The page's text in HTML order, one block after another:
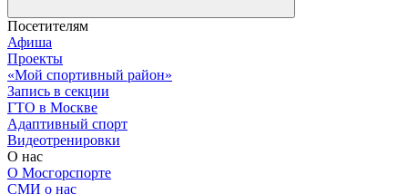
Посетителям
Афиша
Проекты
«Мой спортивный район»
Запись в секции
ГТО в Москве
Адаптивный спорт
Видеотренировки
О нас
О Мосгорспорте
СМИ о нас